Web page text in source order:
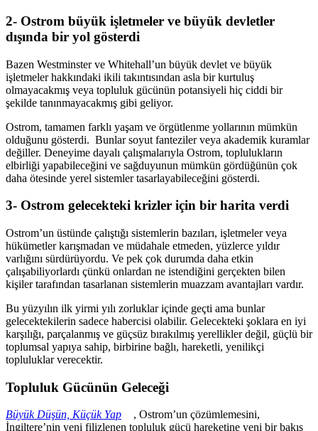
2- Ostrom büyük işletmeler ve büyük devletler
dışında bir yol gösterdi
Bazen Westminster ve Whitehall’un büyük devlet ve büyük
işletmeler hakkındaki ikili takıntısından asla bir kurtuluş
olmayacakmış veya topluluk gücünün potansiyeli hiç ciddi bir
şekilde tanınmayacakmış gibi geliyor.
Ostrom, tamamen farklı yaşam ve örgütlenme yollarının mümkün
olduğunu gösterdi. Bunlar soyut fanteziler veya akademik kuramlar
değiller. Deneyime dayalı çalışmalarıyla Ostrom, toplulukların
elbirliği yapabileceğini ve sağduyunun mümkün gördüğünün çok
daha ötesinde yerel sistemler tasarlayabileceğini gösterdi.
3- Ostrom gelecekteki krizler için bir harita verdi
Ostrom’un üstünde çalıştığı sistemlerin bazıları, işletmeler veya
hükümetler karışmadan ve müdahale etmeden, yüzlerce yıldır
varlığını sürdürüyordu. Ve pek çok durumda daha etkin
çalışabiliyorlardı çünkü onlardan ne istendiğini gerçekten bilen
kişiler tarafından tasarlanan sistemlerin muazzam avantajları vardır.
Bu yüzyılın ilk yirmi yılı zorluklar içinde geçti ama bunlar
gelecektekilerin sadece habercisi olabilir. Gelecekteki şoklara en iyi
karşılığı, parçalanmış ve güçsüz bırakılmış yerellikler değil, güçlü bir
toplumsal yapıya sahip, birbirine bağlı, hareketli, yenilikçi
topluluklar verecektir.
Topluluk Gücünün Geleceği
Büyük Düşün, Küçük Yap
, Ostrom’un çözümlemesini,
İngiltere’nin yeni filizlenen topluluk gücü hareketine yeni bir bakış